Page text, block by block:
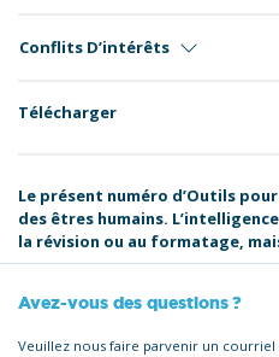
Conflits D’intérêts
Télécharger
Le présent numéro d’Outils
des êtres humains.
la révision ou au formatage,
Avez-vous des questions ?
Veuillez nous faire parvenir un courriel